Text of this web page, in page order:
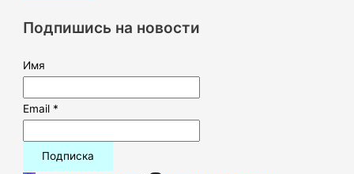
:Подпишись на новости
Имя
Email *